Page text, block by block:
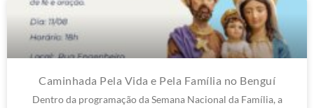
Caminhada Pela Vida e Pela Família no Benguí
Dentro da programação da Semana Nacional da Família, a